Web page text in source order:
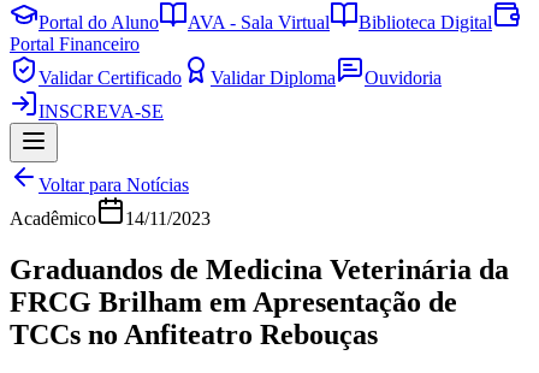
Portal do Aluno
AVA - Sala Virtual
Biblioteca Digital
Portal Financeiro
Validar Certificado
Validar Diploma
Ouvidoria
INSCREVA-SE
Voltar para Notícias
Acadêmico
14/11/2023
Graduandos de Medicina Veterinária da
FRCG Brilham em Apresentação de
TCCs no Anfiteatro Rebouças